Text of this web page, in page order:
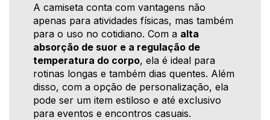
A camiseta conta com vantagens não
apenas para atividades físicas, mas também
para o uso no cotidiano. Com a alta
absorção de suor e a regulação de
temperatura do corpo, ela é ideal para
rotinas longas e também dias quentes. Além
disso, com a opção de personalização, ela
pode ser um item estiloso e até exclusivo
para eventos e encontros casuais.